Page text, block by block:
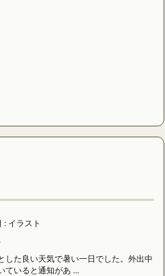
: イラスト
した良い天気で暑い一日でした。外出中
ていると通知があ ...